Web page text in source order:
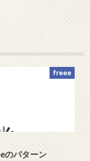
freee
のパターン